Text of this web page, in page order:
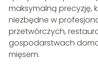
maksymalną precyzję,
niezbędne w
przetwórczych,
gospodarstwach
mięsem.